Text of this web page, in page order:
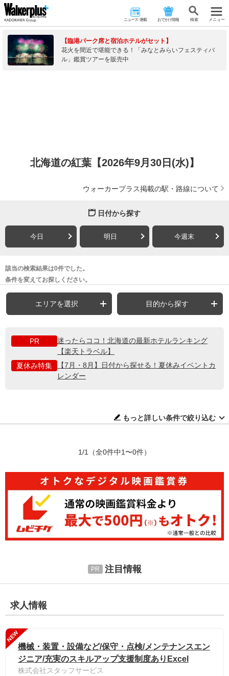
ニュース･連載 おでかけ情報 検 索 メニュー
【臨港パーク席と宿泊ホテルがセット】
花火を間近で堪能できる！「みなとみらいフェスティバ
ル」鑑賞ツアーを販売中
北海道の紅葉【2026年9月30日(水)】
ウォーカープラス掲載の駅・路線について
日付から探す
今日 明日 今週末
該当の検索結果は0件でした。
条件を変えてお探しください。
エリアを選択 目的から探す
PR
迷ったらココ！北海道の最新ホテルランキング
【楽天トラベル】
夏休み特集
【7月・8月】日付から探せる！夏休みイベントカ
レンダー
もっと詳しい条件で絞り込む
1/1 （全0件中1〜0件）
注目情報
求人情報
NEW
機械・装置・設備など/保守・点検/メンテナンスエン
ジニア/充実のスキルアップ支援制度ありExcel
株式会社スタッフサービス